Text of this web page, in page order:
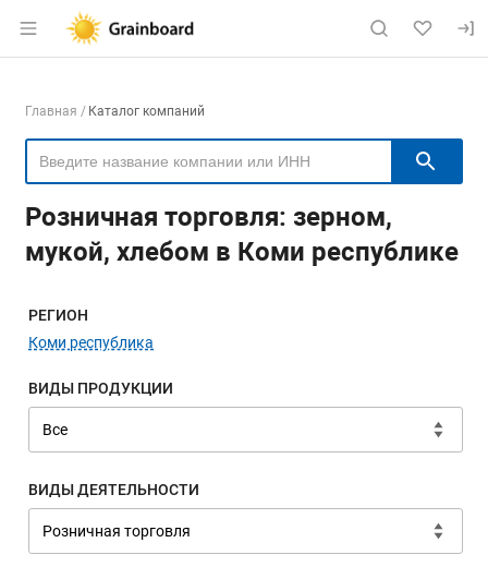
Раздел навигации по сайту
Навигация по компаниям
Главная Каталог компаний
Розничная торговля: зерном,
мукой, хлебом в Коми республике
Меню навигации
РЕГИОН
Коми республика
ВИДЫ ПРОДУКЦИИ
ВИДЫ ДЕЯТЕЛЬНОСТИ